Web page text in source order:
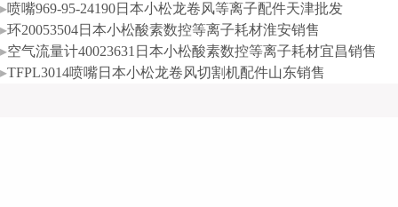
▸喷嘴969-95-24190日本小松龙卷风等离子配件天津批发
▸环20053504日本小松酸素数控等离子耗材淮安销售
▸空气流量计40023631日本小松酸素数控等离子耗材宜昌销售
▸TFPL3014喷嘴日本小松龙卷风切割机配件山东销售